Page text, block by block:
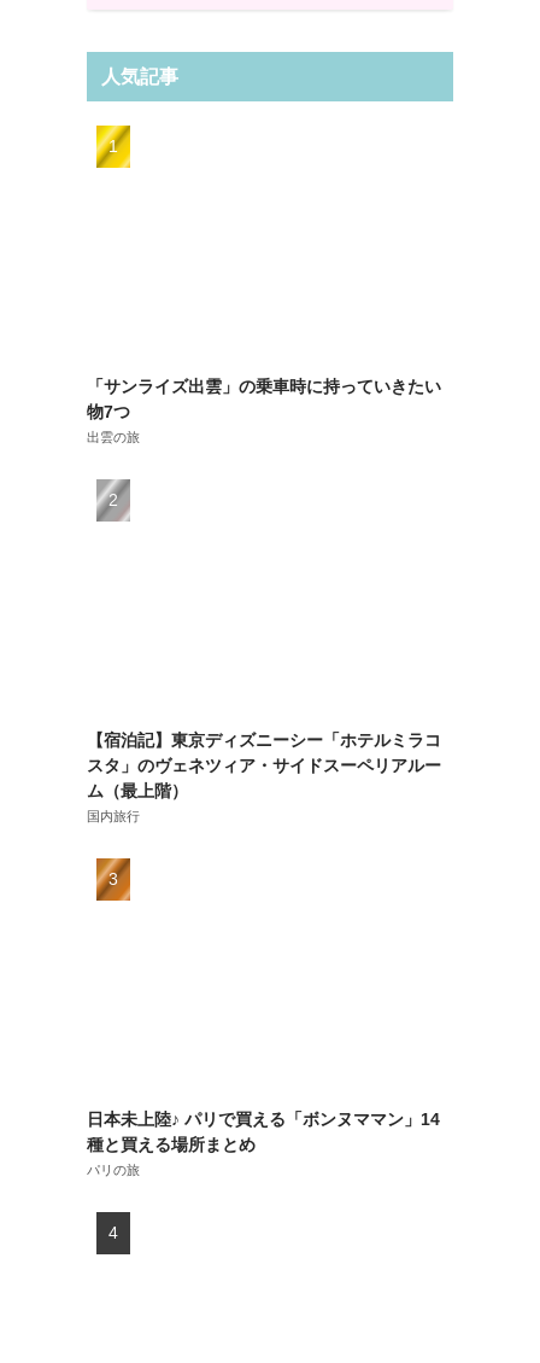
人気記事
「サンライズ出雲」の乗車時に持っていきたい
物7つ
出雲の旅
【宿泊記】東京ディズニーシー「ホテルミラコ
スタ」のヴェネツィア・サイドスーペリアルー
ム（最上階）
国内旅行
日本未上陸♪ パリで買える「ボンヌママン」14
種と買える場所まとめ
パリの旅